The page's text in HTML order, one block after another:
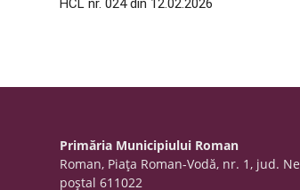
HCL nr. 024 din 12.02.2026
Primăria Municipiului Roman
Roman, Piaţa Roman-Vodă, nr. 1, jud.
poştal 611022